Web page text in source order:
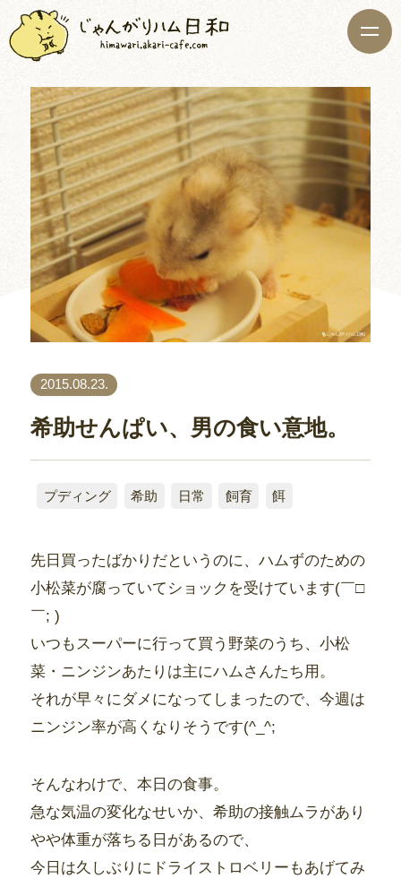
2015.08.23.
希助せんぱい、男の食い意地。
プディング 希助 日常 飼育 餌
先日買ったばかりだというのに、ハムずのための
小松菜が腐っていてショックを受けています(￣□
￣; )
いつもスーパーに行って買う野菜のうち、小松
菜・ニンジンあたりは主にハムさんたち用。
それが早々にダメになってしまったので、今週は
ニンジン率が高くなりそうです(^_^;
そんなわけで、本日の食事。
急な気温の変化なせいか、希助の接触ムラがあり
やや体重が落ちる日があるので、
今日は久しぶりにドライストロベリーもあげてみ